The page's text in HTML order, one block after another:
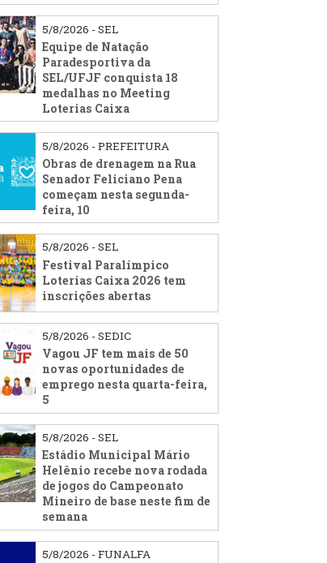
5/8/2026 - SEL
Equipe de Natação
Paradesportiva da
SEL/UFJF conquista 18
medalhas no Meeting
Loterias Caixa
5/8/2026 - PREFEITURA
Obras de drenagem na Rua
Senador Feliciano Pena
começam nesta segunda-
feira, 10
5/8/2026 - SEL
Festival Paralímpico
Loterias Caixa 2026 tem
inscrições abertas
5/8/2026 - SEDIC
Vagou JF tem mais de 50
novas oportunidades de
emprego nesta quarta-feira,
5
5/8/2026 - SEL
Estádio Municipal Mário
Helênio recebe nova rodada
de jogos do Campeonato
Mineiro de base neste fim de
semana
5/8/2026 - FUNALFA